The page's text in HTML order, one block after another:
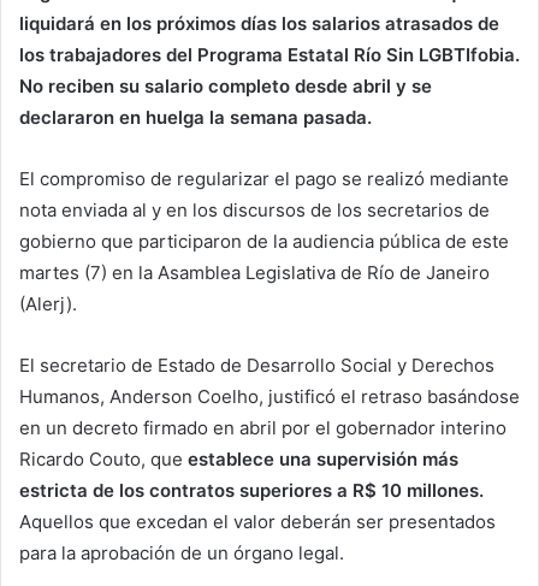
liquidará en los próximos días los salarios atrasados ​​de
los trabajadores del Programa Estatal Río Sin LGBTIfobia.
No reciben su salario completo desde abril y se
declararon en huelga la semana pasada.
El compromiso de regularizar el pago se realizó mediante
nota enviada al y en los discursos de los secretarios de
gobierno que participaron de la audiencia pública de este
martes (7) en la Asamblea Legislativa de Río de Janeiro
(Alerj).
El secretario de Estado de Desarrollo Social y Derechos
Humanos, Anderson Coelho, justificó el retraso basándose
en un decreto firmado en abril por el gobernador interino
Ricardo Couto, que establece una supervisión más
estricta de los contratos superiores a R$ 10 millones.
Aquellos que excedan el valor deberán ser presentados
para la aprobación de un órgano legal.